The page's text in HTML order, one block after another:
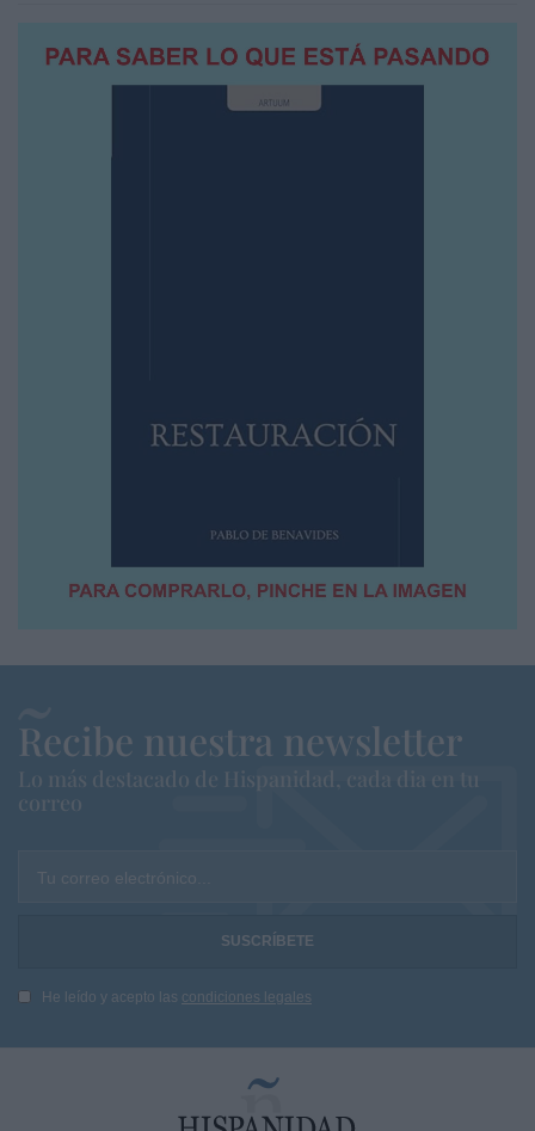
Recibe nuestra newsletter
Lo más destacado de Hispanidad, cada dia en tu
correo
Tu correo electrónico...
He leído y acepto las condiciones legales